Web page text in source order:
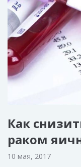
Как
раком
10 мая, 2017